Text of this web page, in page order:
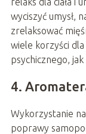
wyciszyć umysł,
zrelaksować
wiele korzyści
psychicznego,
4.
Wykorzystanie
poprawy